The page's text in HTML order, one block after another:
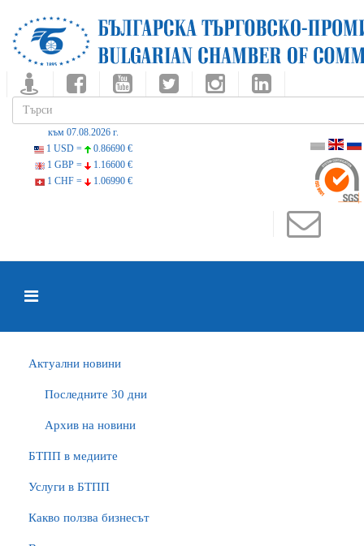
към 07.08.2026 г.
1 USD =
0.86690 €
1 GBP =
1.16600 €
1 CHF =
1.06990 €
Актуални новини
Последните 30 дни
Архив на новини
БTПП в медиите
Услуги в БТПП
Какво ползва бизнесът